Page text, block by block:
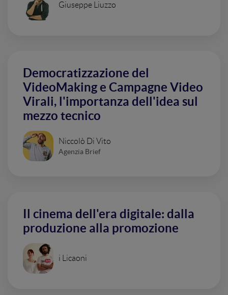
Giuseppe Liuzzo
Democratizzazione del
VideoMaking e Campagne Video
Virali, l'importanza dell'idea sul
mezzo tecnico
Niccolò Di Vito
Agenzia Brief
Il cinema dell'era digitale: dalla
produzione alla promozione
i Licaoni